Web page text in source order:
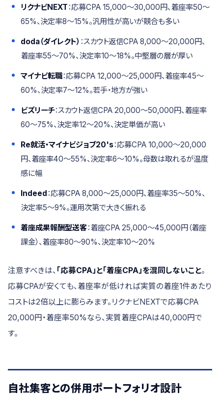
リクナビNEXT ：応募CPA 15,000〜30,000円、着座率50〜
65%、決定率8〜15%。汎用性が高いが競合も多い
doda（ダイレクト） ：スカウト返信CPA 8,000〜20,000円、
着座率55〜70%、決定率10〜18%。中堅層の層が厚い
マイナビ転職：応募CPA 12,000〜25,000円、着座率45〜
60%、決定率7〜12%。若手・地方が強い
ビズリーチ：スカウト返信CPA 20,000〜50,000円、着座率
60〜75%、決定率12〜20%、決定単価が高い
Re就活・マイナビジョブ20's：応募CPA 10,000〜20,000
円、着座率40〜55%、決定率6〜10%。母数は取れるが温度
感に幅
Indeed ：応募CPA 8,000〜25,000円、着座率35〜50%、
決定率5〜9%。運用次第で大きく振れる
着座成果報酬型送客：着座CPA 25,000〜45,000円（着座
課金）、着座率80〜90%、決定率10〜20%
注意すべきは、 「応募CPA」と「着座CPA」を混同しないこと。
応募CPAが安くても、着座率が低ければ実質の着座1件あたり
コストは2倍以上に膨らみます。リクナビNEXTで応募CPA
20,000円・着座率50%なら、実質着座CPAは40,000円で
す。
自社集客との併用ポートフォリオ設計